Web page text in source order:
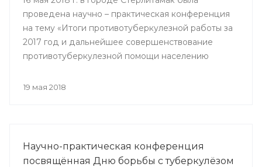
проведена научно – практическая конференция
на тему «Итоги противотуберкулезной работы за
2017 год и дальнейшее совершенствование
противотуберкулезной помощи населению
19 мая 2018
Научно-практическая конференция
посвящённая Дню борьбы с туберкулёзом